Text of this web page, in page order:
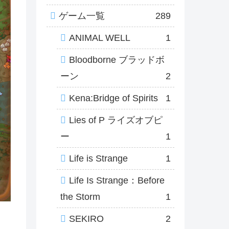
ゲーム一覧 289
ANIMAL WELL 1
Bloodborne ブラッドボ
ーン
2
Kena:Bridge of Spirits 1
Lies of P ライズオブピ
ー
1
Life is Strange 1
Life Is Strange：Before
the Storm
1
SEKIRO 2